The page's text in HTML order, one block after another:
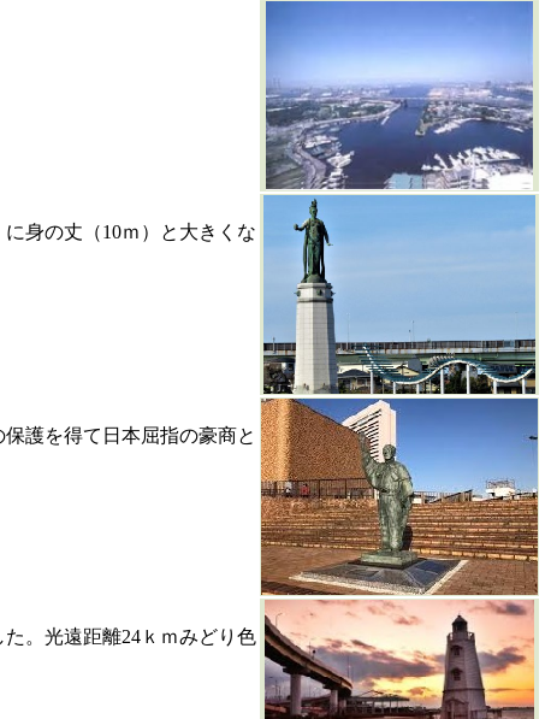
身の丈（10ｍ）と大きくな
護を得て日本屈指の豪商と
。光遠距離24ｋｍみどり色